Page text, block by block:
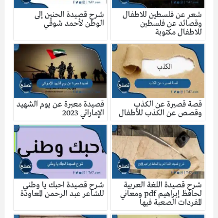
شعر عن فلسطين للاطفال
وقصائد عن فلسطين
للاطفال مكتوبة
شرح قصيدة الحنين إلى
الوطن لأحمد شوقي
قصة قصيرة عن الكذب
وقصص عن الكذب للأطفال
قصيدة معبرة عن يوم الشهيد
الإماراتي 2023
شرح قصيدة اللغة العربية
لحافظ إبراهيم pdf ومعاني
المفردات الصعبة فيها
شرح قصيدة احبك يا وطني
للشاعر عبد الرحمن المعاودة